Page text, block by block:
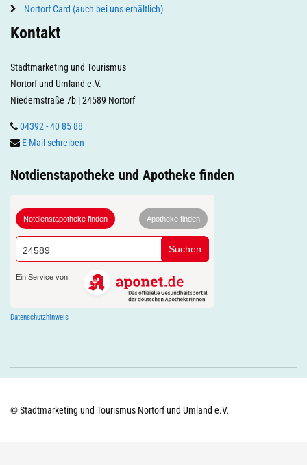
Nortorf Card (auch bei uns erhältlich)
Kontakt
Stadtmarketing und Tourismus
Nortorf und Umland e.V.
Niedernstraße 7b | 24589 Nortorf
04392 - 40 85 88
E-Mail schreiben
Notdienstapotheke und Apotheke finden
Notdienstapotheke finden
Suchen
Apotheke finden
Ein Service von:
Datenschutzhinweis
© Stadtmarketing und Tourismus Nortorf und Umland e.V.